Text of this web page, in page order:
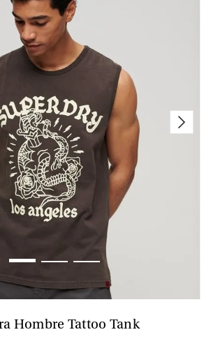
Hombre Tattoo Tank